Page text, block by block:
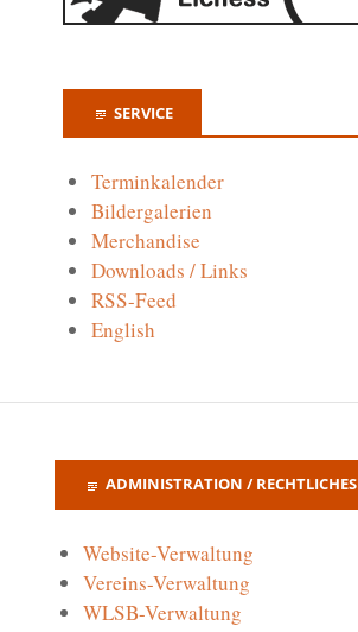
SERVICE
Terminkalender
Bildergalerien
Merchandise
Downloads / Links
RSS-Feed
English
ADMINISTRATION / RECHTLICHES
Website-Verwaltung
Vereins-Verwaltung
WLSB-Verwaltung